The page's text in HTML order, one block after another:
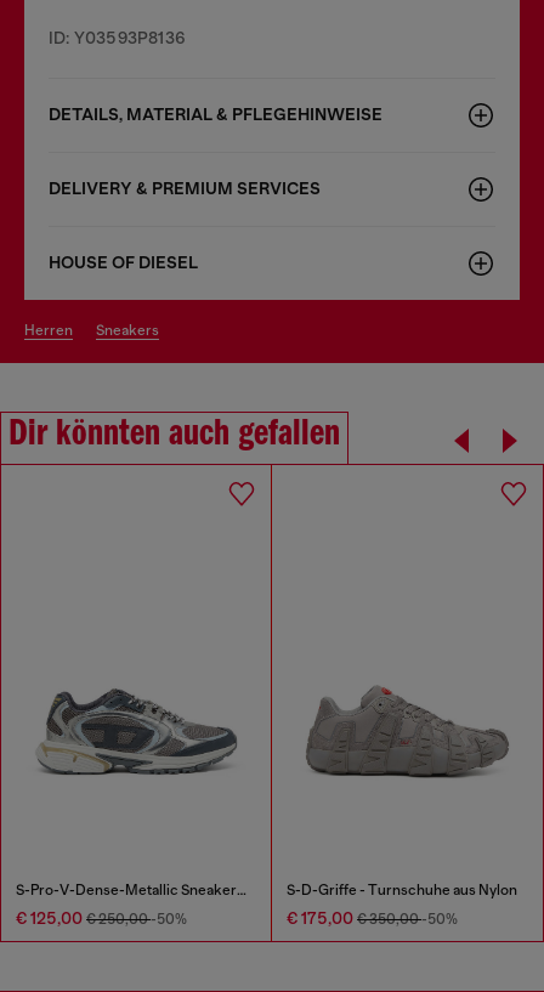
ID: Y03593P8136
DETAILS, MATERIAL & PFLEGEHINWEISE
DELIVERY & PREMIUM SERVICES
HOUSE OF DIESEL
herren sneakers
Dir könnten auch gefallen
S-Pro-V-Dense-Metallic Sneakers aus Mesh und PU
€ 125,00 € 250,00-50%
S-D-Griffe - Turnschuhe aus Nylon
€ 175,00 € 350,00-50%